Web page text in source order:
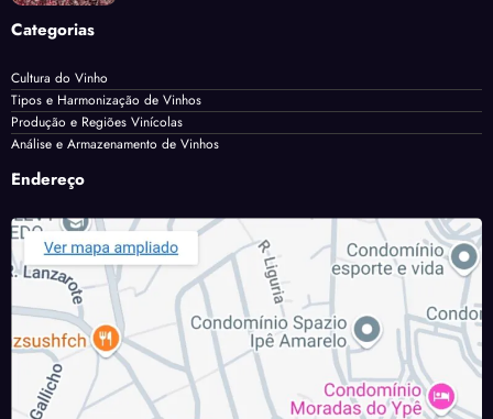
Categorias
Cultura do Vinho
Tipos e Harmonização de Vinhos
Produção e Regiões Vinícolas
Análise e Armazenamento de Vinhos
Endereço